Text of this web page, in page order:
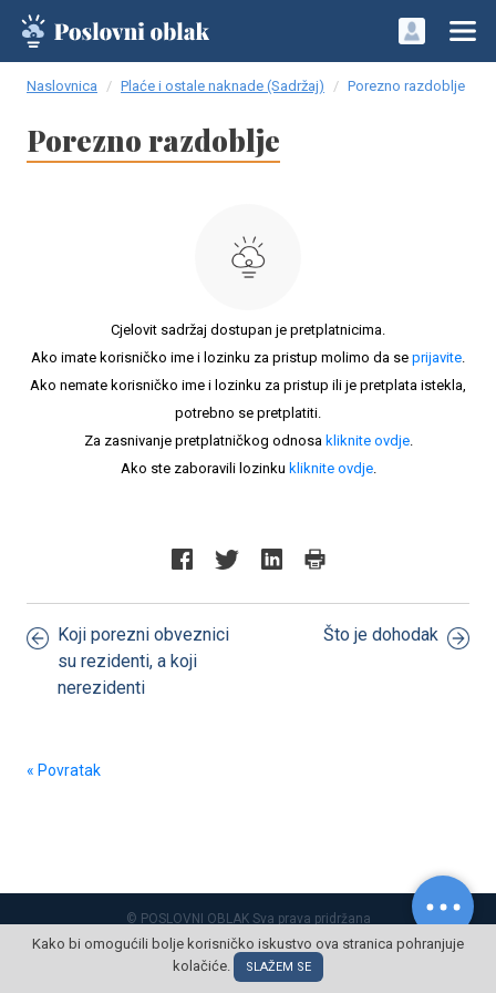
Naslovnica Plaće i ostale naknade (Sadržaj) Porezno razdoblje
Porezno razdoblje
Cjelovit sadržaj dostupan je pretplatnicima.
Ako imate korisničko ime i lozinku za pristup molimo da se prijavite.
Ako nemate korisničko ime i lozinku za pristup ili je pretplata istekla,
potrebno se pretplatiti.
Za zasnivanje pretplatničkog odnosa kliknite ovdje.
Ako ste zaboravili lozinku kliknite ovdje.
Koji porezni obveznici
su rezidenti, a koji
nerezidenti
Što je dohodak
« Povratak
© POSLOVNI OBLAK Sva prava pridržana
Kako bi omogućili bolje korisničko iskustvo ova stranica pohranjuje
kolačiće.
SLAŽEM SE